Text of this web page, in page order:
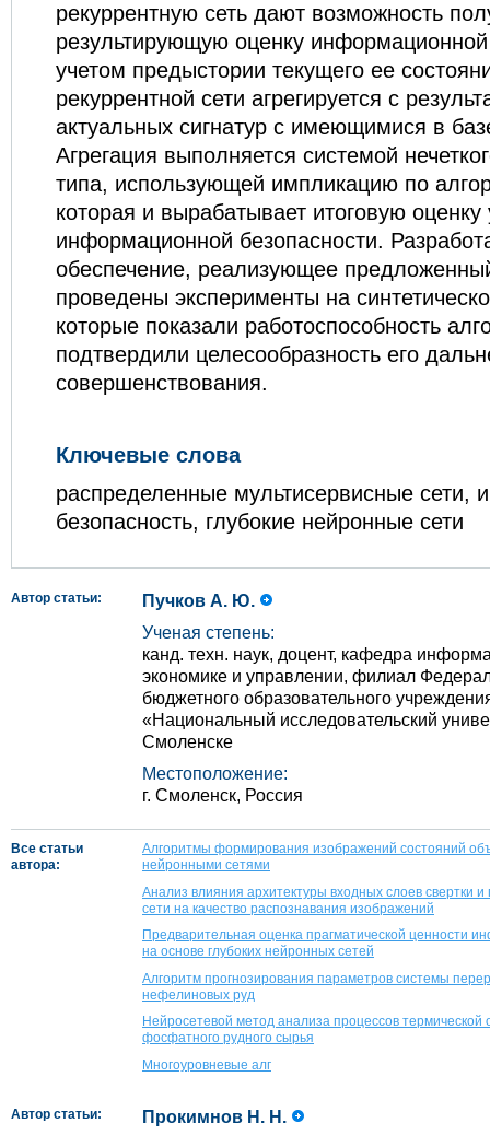
рекуррентную сеть дают возможность
результирующую оценку информационной
учетом предыстории текущего ее
рекуррентной сети агрегируется с
актуальных сигнатур с имеющимися в
Агрегация выполняется системой
типа, использующей импликацию по
которая и вырабатывает итоговую оценку
информационной безопасности.
обеспечение, реализующее
проведены эксперименты на
которые показали работоспособность
подтвердили целесообразность его
совершенствования.
Ключевые слова
распределенные мультисервисные сети,
безопасность, глубокие нейронные сети
Автор статьи:
Пучков А. Ю.
Ученая степень:
канд. техн. наук, доцент, кафедра
экономике и управлении, филиал
бюджетного образовательного
«Национальный исследовательский
Смоленске
Местоположение:
г. Смоленск, Россия
Все статьи
автора:
Алгоритмы формирования изображений состояний
нейронными сетями
Анализ влияния архитектуры входных слоев свертки
сети на качество распознавания изображений
Предварительная оценка прагматической ценности
на основе глубоких нейронных сетей
Алгоритм прогнозирования параметров системы
нефелиновых руд
Нейросетевой метод анализа процессов термической
фосфатного рудного сырья
Многоуровневые алг
Автор статьи:
Прокимнов Н. Н.